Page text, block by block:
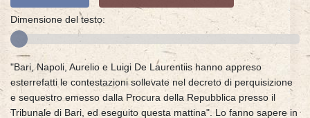
Dimensione del testo:
"Bari, Napoli, Aurelio e Luigi De Laurentiis hanno appreso
esterrefatti le contestazioni sollevate nel decreto di perquisizione
e sequestro emesso dalla Procura della Repubblica presso il
Tribunale di Bari, ed eseguito questa mattina". Lo fanno sapere in